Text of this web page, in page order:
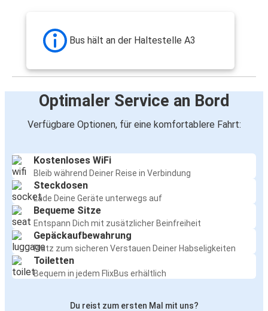
Bus hält an der Haltestelle A3
Optimaler Service an Bord
Verfügbare Optionen, für eine komfortablere Fahrt:
Kostenloses WiFi
Bleib während Deiner Reise in Verbindung
Steckdosen
Lade Deine Geräte unterwegs auf
Bequeme Sitze
Entspann Dich mit zusätzlicher Beinfreiheit
Gepäckaufbewahrung
Platz zum sicheren Verstauen Deiner Habseligkeiten
Toiletten
Bequem in jedem FlixBus erhältlich
Du reist zum ersten Mal mit uns?